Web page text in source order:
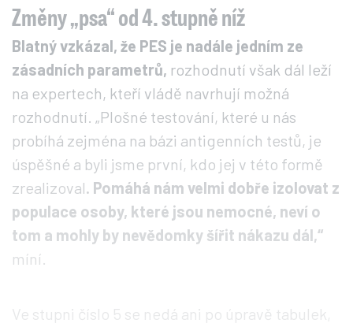
Změny „psa“ od 4. stupně níž
Blatný vzkázal, že PES je nadále jedním ze
zásadních parametrů, rozhodnutí však dál leží
na expertech, kteří vládě navrhují možná
rozhodnutí. „Plošné testování, které u nás
probíhá zejména na bázi antigenních testů, je
úspěšné a byli jsme první, kdo jej v této formě
zrealizoval. Pomáhá nám velmi dobře izolovat z
populace osoby, které jsou nemocné, neví o
tom a mohly by nevědomky šířit nákazu dál,“
míní.
Ve stupni číslo 5 se nedá ani po úpravě tabulek,